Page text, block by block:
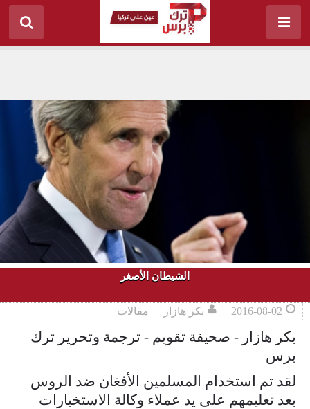
الشيطان الأصغر
2016-08-02 بكر هازار مقالات
بكر هازار - صحيفة تقويم - ترجمة وتحرير ترك
برس
لقد تم استخدام المسلمين الأفغان ضد الروس
بعد تعليمهم على يد عملاء وكالة الاستخبارات